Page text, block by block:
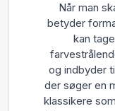
Når man
betyder
kan
og indbyder
der søger en
klassikere som